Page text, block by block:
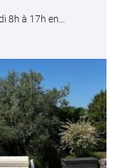
Une
commerciales à
à tout moment en
8h à 17h en